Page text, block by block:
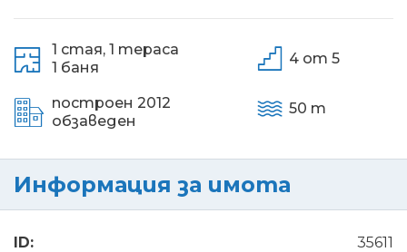
1 стая, 1 тераса
1 баня
построен 2012
обзаведен
4 от 5
50 m
Информация за имота
ID: 35611